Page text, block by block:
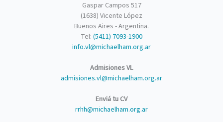
Gaspar Campos 517
(1638) Vicente López
Buenos Aires - Argentina.
Tel: (5411) 7093-1900
info.vl@michaelham.org.ar
Admisiones VL
admisiones.vl@michaelham.org.ar
Enviá tu CV
rrhh@michaelham.org.ar